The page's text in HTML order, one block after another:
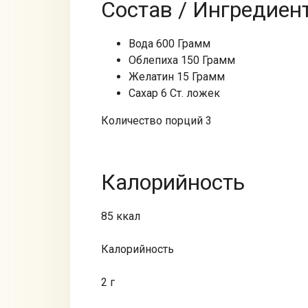
Состав /
Вода 600 Грамм
Облепиха 150 Грамм
Желатин 15 Грамм
Сахар 6 Ст. ложек
Количество порций 3
Калорийность
85 ккал
Калорийность
2 г